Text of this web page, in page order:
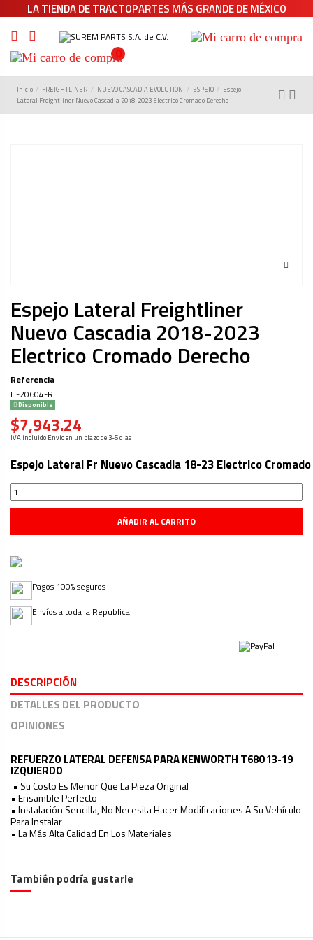
LA TIENDA DE TRACTOPARTES MÁS GRANDE DE MÉXICO
0
Inicio FREIGHTLINER NUEVO CASCADIA EVOLUTION ESPEJO
Espejo
Lateral Freightliner Nuevo Cascadia 2018-2023 Electrico Cromado Derecho
Espejo Lateral Freightliner
Nuevo Cascadia 2018-2023
Electrico Cromado Derecho
Referencia
H-20604-R
Disponible
$7,943.24
IVA incluido Envio en un plazo de 3-5 dias
Espejo Lateral Fr Nuevo Cascadia 18-23 Electrico
AÑADIR AL CARRITO
Pagos 100% seguros
Envíos a toda la Republica
DESCRIPCIÓN
DETALLES DEL PRODUCTO
OPINIONES
REFUERZO LATERAL DEFENSA PARA KENWORTH T680 13-19
IZQUIERDO
• Su Costo Es Menor Que La Pieza Original
• Ensamble Perfecto
• Instalación Sencilla, No Necesita Hacer Modificaciones A Su Vehículo
Para Instalar
• La Más Alta Calidad En Los Materiales
Marca
Modelo
También podría gustarle